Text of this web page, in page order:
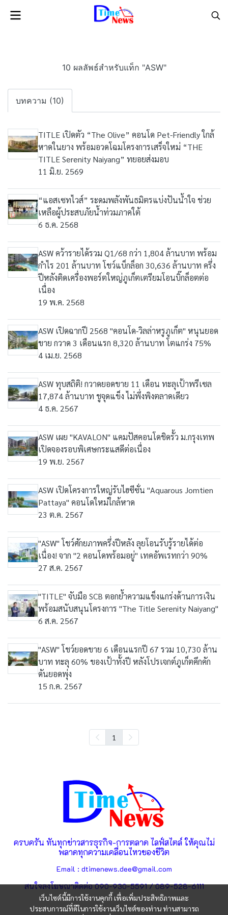
10 ผลลัพธ์สำหรับแท็ก "ASW"
บทความ (10)
TITLE เปิดตัว “The Olive” คอนโด Pet-Friendly ใกล้
หาดในยาง พร้อมอวดโฉมโครงการเสร็จใหม่ “THE
TITLE Serenity Naiyang” ทยอยส่งมอบ
11 มิ.ย. 2569
“แอสเซทไวส์” ระดมพลังพันธมิตรแบ่งปันน้ำใจ ช่วย
เหลือผู้ประสบภัยน้ำท่วมภาคใต้
6 ธ.ค. 2568
ASW คว้ารายได้รวม Q1/68 กว่า 1,804 ล้านบาท พร้อม
กำไร 201 ล้านบาท โชว์แบ็กล็อก 30,636 ล้านบาท ครึ่ง
ปีหลังติดเครื่องพอร์ตใหญ่ภูเก็ตเตรียมโอนบิ๊กล็อตต่อ
เนื่อง
19 พ.ค. 2568
ASW เปิดฉากปี 2568 "คอนโด-วิลล่าหรูภูเก็ต" หนุนยอด
ขาย กวาด 3 เดือนแรก 8,320 ล้านบาท โตแกร่ง 75%
4 เม.ย. 2568
ASW ทุบสถิติ! กวาดยอดขาย 11 เดือน ทะลุเป้าพรีเซล
17,874 ล้านบาท ชูจุดแข็ง ไม่พึ่งพิงตลาดเดียว
4 ธ.ค. 2567
ASW เผย "KAVALON" แคมปัสคอนโดชิดรั้ว ม.กรุงเทพ
เปิดจองรอบพิเศษกระแสดีต่อเนื่อง
19 พ.ย. 2567
ASW เปิดโครงการใหญ่รับไฮซีซั่น "Aquarous Jomtien
Pattaya" คอนโดใหม่ใกล้หาด
23 ต.ค. 2567
"ASW" โชว์ศักยภาพครึ่งปีหลัง ลุยโอนรับรู้รายได้ต่อ
เนื่อง! จาก "2 คอนโดพร้อมอยู่" เทคอัพเรทกว่า 90%
27 ส.ค. 2567
"TITLE" จับมือ SCB ตอกย้ำความแข็งแกร่งด้านการเงิน
พร้อมสนับสนุนโครงการ "The Title Serenity Naiyang"
6 ส.ค. 2567
"ASW" โชว์ยอดขาย 6 เดือนแรกปี 67 รวม 10,730 ล้าน
บาท ทะลุ 60% ของเป้าทั้งปี หลังโปรเจกต์ภูเก็ตคึกคัก
ดันยอดพุ่ง
15 ก.ค. 2567
1
เว็บไซต์นี้มีการใช้งานคุกกี้ เพื่อเพิ่มประสิทธิภาพและ
ประสบการณ์ที่ดีในการใช้งานเว็บไซต์ของท่าน ท่านสามารถ
ครบครัน ทันทุกข่าวสารธุรกิจ-การตลาด ไลฟ์สไตล์ ให้คุณไม่
พลาดทุกความเคลื่อนไหวของชีวิต
Email : dtimenews.dee@gmail.com
สนใจลงโฆษณาติดต่อ 090-930-5591 / 089-528-6111